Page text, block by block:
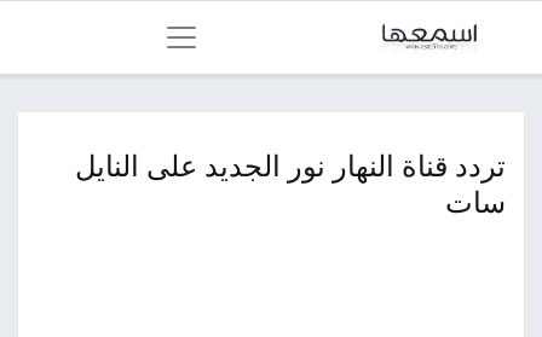
تردد قناة النهار نور الجديد على النايل
سات